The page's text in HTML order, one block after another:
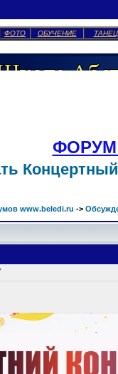
ФОТО ОБУЧЕНИЕ
ФОРУМ
www.beledi.ru ->